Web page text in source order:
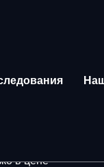
в цене